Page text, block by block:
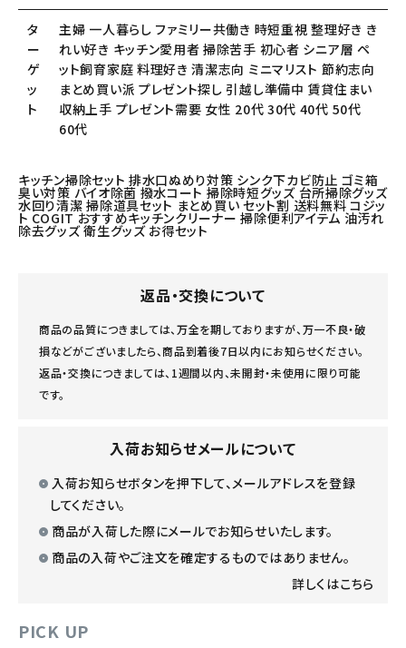
タ
ー
ゲ
ッ
ト
主婦 一人暮らし ファミリー共働き 時短重視 整理好き き
れい好き キッチン愛用者 掃除苦手 初心者 シニア層 ペ
ット飼育家庭 料理好き 清潔志向 ミニマリスト 節約志向
まとめ買い派 プレゼント探し 引越し準備中 賃貸住まい
収納上手 プレゼント需要 女性 20代 30代 40代 50代
60代
キッチン掃除セット 排水口ぬめり対策 シンク下カビ防止 ゴミ箱
臭い対策 バイオ除菌 撥水コート 掃除時短グッズ 台所掃除グッズ
水回り清潔 掃除道具セット まとめ買い セット割 送料無料 コジッ
ト COGIT おすすめキッチンクリーナー 掃除便利アイテム 油汚れ
除去グッズ 衛生グッズ お得セット
返品・交換について
商品の品質につきましては、万全を期しておりますが、万一不良・破
損などがございましたら、商品到着後7日以内にお知らせください。
返品・交換につきましては、1週間以内、未開封・未使用に限り可能
です。
入荷お知らせメールについて
入荷お知らせボタンを押下して、メールアドレスを登録
してください。
商品が入荷した際にメールでお知らせいたします。
商品の入荷やご注文を確定するものではありません。
詳しくはこちら
PICK UP